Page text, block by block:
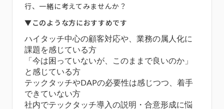
行、一緒に考えてみませんか？
▼このような方におすすめです
ハイタッチ中心の顧客対応や、業務の属人化に
課題を感じている方
「今は困っていないが、このままで良いのか」
と感じている方
テックタッチやDAPの必要性は感じつつ、着手
できていない方
社内でテックタッチ導入の説明・合意形成に悩